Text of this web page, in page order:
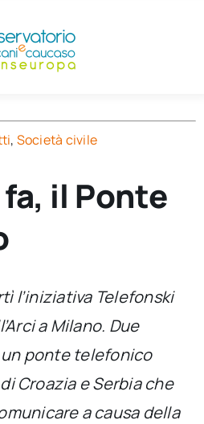
, Società civile
il Ponte
l’iniziativa Telefonski
a Milano. Due
ponte telefonico
Croazia e Serbia che
a causa della